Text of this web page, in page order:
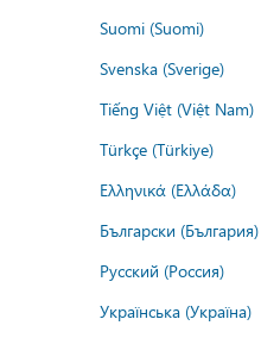
Suomi (Suomi)
Svenska (Sverige)
Tiếng Việt (Việt Nam)
Türkçe (Türkiye)
Ελληνικά (Ελλάδα)
Български (България)
Русский (Россия)
Українська (Україна)